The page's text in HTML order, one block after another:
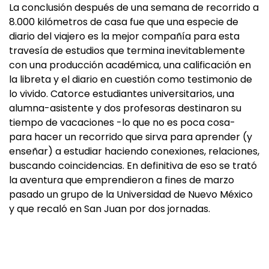
La conclusión después de una semana de recorrido a
8.000 kilómetros de casa fue que una especie de
diario del viajero es la mejor compañía para esta
travesía de estudios que termina inevitablemente
con una producción académica, una calificación en
la libreta y el diario en cuestión como testimonio de
lo vivido. Catorce estudiantes universitarios, una
alumna-asistente y dos profesoras destinaron su
tiempo de vacaciones -lo que no es poca cosa-
para hacer un recorrido que sirva para aprender (y
enseñar) a estudiar haciendo conexiones, relaciones,
buscando coincidencias. En definitiva de eso se trató
la aventura que emprendieron a fines de marzo
pasado un grupo de la Universidad de Nuevo México
y que recaló en San Juan por dos jornadas.